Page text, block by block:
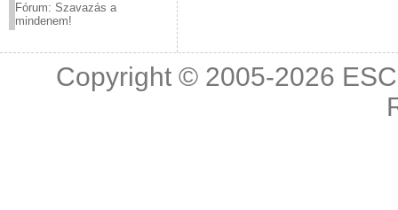
Fórum: Szavazás a
mindenem!
Copyright © 2005-2026